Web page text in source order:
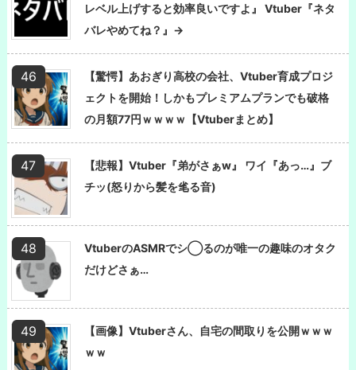
レベル上げすると効率良いですよ』 Vtuber『ネタ
バレやめてね？』→
【驚愕】あおぎり高校の会社、Vtuber育成プロジ
ェクトを開始！しかもプレミアムプランでも破格
の月額77円ｗｗｗｗ【Vtuberまとめ】
【悲報】Vtuber『弟がさぁw』 ワイ『あっ…』ブ
チッ(怒りから髪を毟る音)
VtuberのASMRでシ◯るのが唯一の趣味のオタク
だけどさぁ…
【画像】Vtuberさん、自宅の間取りを公開ｗｗｗ
ｗｗ